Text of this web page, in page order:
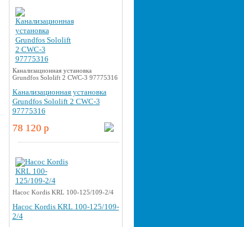
Канализационная установка
Grundfos Sololift 2 CWC-3 97775316
Канализационная установка
Grundfos Sololift 2 CWC-3
97775316
78 120 p
Насос Kordis KRL 100-125/109-2/4
Насос Kordis KRL 100-125/109-
2/4